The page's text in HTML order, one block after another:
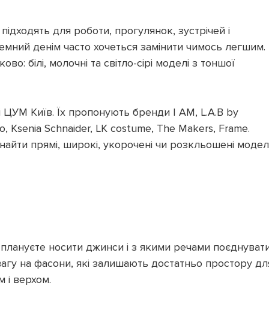
для роботи, прогулянок, зустрічей і
денім часто хочеться замінити чимось легшим.
білі, молочні та світло-сірі моделі з тоншої
ЦУМ Київ. Їх пропонують бренди I AM, L.A.B by
Ksenia Schnaider, LK costume, The Makers, Frame.
прямі, широкі, укорочені чи розкльошені
носити джинси і з якими речами
на фасони, які залишають достатньо простору
і верхом.